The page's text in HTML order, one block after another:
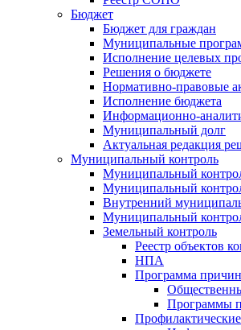
Бюджет
Бюджет для граждан
Муниципальные
Исполнение целевых
Решения о бюджете
Нормативно-правовые
Исполнение бюджета
Информационно-
Муниципальный долг
Актуальная редакция
Муниципальный контроль
Муниципальный
Муниципальный
Внутренний
Муниципальный
Земельный контроль
Реестр объектов
НПА
Программа
Программы